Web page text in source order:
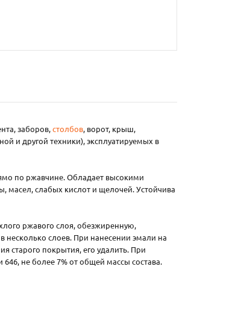
заборов,столбов, ворот, крыш,
и другой техники), эксплуатируемых в
по ржавчине. Обладает высокими
слабых кислот и щелочей. Устойчива
ржавого слоя, обезжиренную,
слоев. При нанесении эмали на
старого покрытия, его удалить. При
не более 7% от общей массы состава.